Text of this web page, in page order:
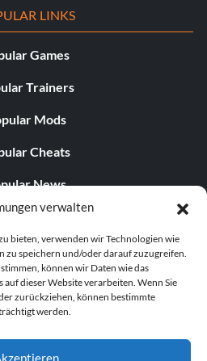
verwalten
bieten, verwenden wir Technologien wie
zu speichern und/oder darauf zuzugreifen.
können wir Daten wie das
dieser Website verarbeiten. Wenn Sie
zurückziehen, können bestimmte
werden.
LINKS
Games
Trainers
Mods
Cheats
News
Editorials
Free Games
UPDATES